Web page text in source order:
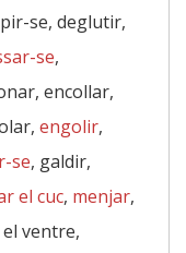
se, deglutir,
se,
encollar,
engolir,
se, galdir,
el cuc, menjar,
ventre,